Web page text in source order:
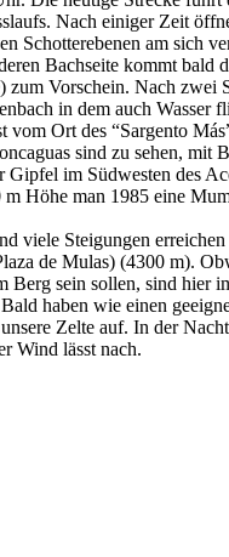
Nach einiger Zeit
Schotterebenen am sich
Bachseite kommt bald
zum Vorschein. Nach zwei
in dem auch Wasser
vom Ort des “Sargento
sind zu sehen, mit
Gipfel im Südwesten des
m Höhe man 1985 eine
viele Steigungen
de Mulas) (4300 m).
Berg sein sollen, sind hier
haben wie einen
Zelte auf. In der
Wind lässt nach.